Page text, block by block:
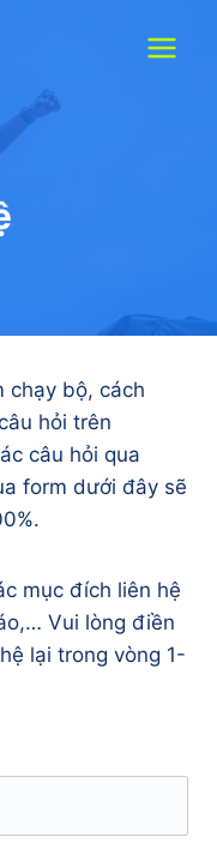
chạy bộ, cách
hỏi trên
câu hỏi qua
form dưới đây sẽ
mục đích liên hệ
Vui lòng điền
lại trong vòng 1-